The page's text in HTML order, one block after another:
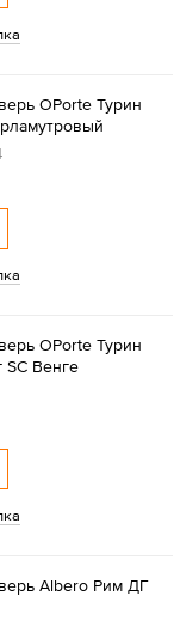
OPorte Турин
OPorte Турин
Венге
Albero Рим ДГ